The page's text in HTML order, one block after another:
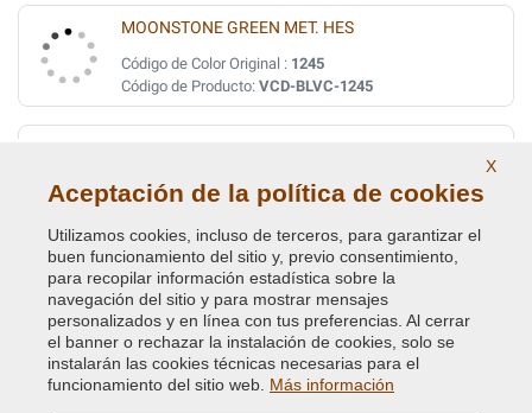
MOONSTONE GREEN MET. HES
Código de Color Original : 1245
Código de Producto: VCD-BLVC-1245
Código de Color Original :751
Código de Producto:VCD-BLVC-HES
MULBERRY RED MET. CNF
Código de Color Original :638
Código de Producto:VCD-BLVC-638
MULBERRY RED PEARL CDM
X
Aceptación de la política de cookies
Utilizamos cookies, incluso de terceros, para garantizar el
buen funcionamiento del sitio y, previo consentimiento,
para recopilar información estadística sobre la
navegación del sitio y para mostrar mensajes
personalizados y en línea con tus preferencias. Al cerrar
el banner o rechazar la instalación de cookies, solo se
instalarán las cookies técnicas necesarias para el
funcionamiento del sitio web. Más información